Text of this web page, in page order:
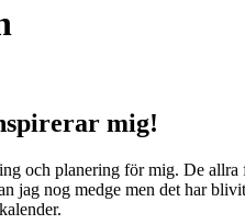
mig!
och planering för mig. De
jag nog medge men det har